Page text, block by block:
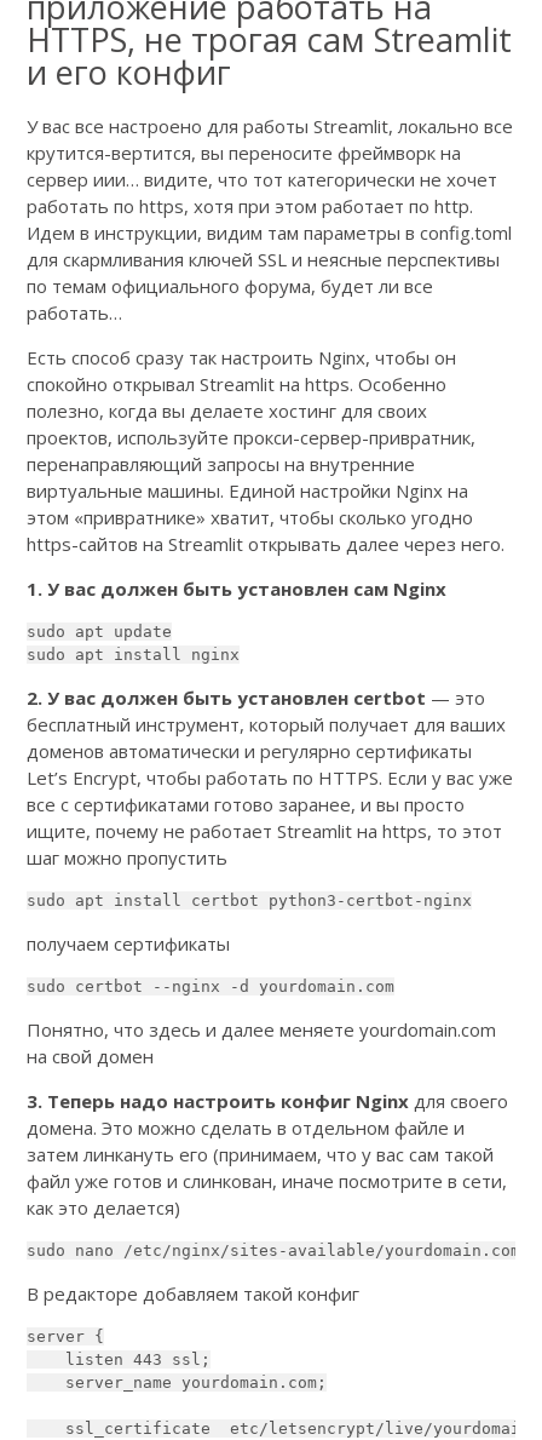
HTTPS, не трогая сам Streamlit
и его конфиг
У вас все настроено для работы Streamlit, локально все
крутится-вертится, вы переносите фреймворк на
сервер иии… видите, что тот категорически не хочет
работать по https, хотя при этом работает по http.
Идем в инструкции, видим там параметры в config.toml
для скармливания ключей SSL и неясные перспективы
по темам официального форума, будет ли все
работать…
Есть способ сразу так настроить Nginx, чтобы он
спокойно открывал Streamlit на https. Особенно
полезно, когда вы делаете хостинг для своих
проектов, используйте прокси-сервер-привратник,
перенаправляющий запросы на внутренние
виртуальные машины. Единой настройки Nginx на
этом «привратнике» хватит, чтобы сколько угодно
https-сайтов на Streamlit открывать далее через него.
1. У вас должен быть установлен сам Nginx
sudo apt update
sudo apt install nginx
2. У вас должен быть установлен certbot — это
бесплатный инструмент, который получает для ваших
доменов автоматически и регулярно сертификаты
Let’s Encrypt, чтобы работать по HTTPS. Если у вас уже
все с сертификатами готово заранее, и вы просто
ищите, почему не работает Streamlit на https, то этот
шаг можно пропустить
sudo apt install certbot python3-certbot-nginx
получаем сертификаты
sudo certbot --nginx -d yourdomain.com
Понятно, что здесь и далее меняете yourdomain.com
на свой домен
3. Теперь надо настроить конфиг Nginx для своего
домена. Это можно сделать в отдельном файле и
затем линкануть его (принимаем, что у вас сам такой
файл уже готов и слинкован, иначе посмотрите в сети,
как это делается)
sudo nano /etc/nginx/sites-available/
В редакторе добавляем такой конфиг
server {
    listen 443 ssl;
    server_name yourdomain.com;
ssl_certificate  etc/letsencrypt/live/